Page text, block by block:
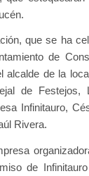
que se ha
de
alcalde de la
de Festejos,
Infinitauro,
Rivera.
de